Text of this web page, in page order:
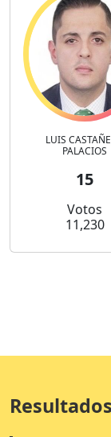
LUIS
PALACIOS
15
Votos
11,230